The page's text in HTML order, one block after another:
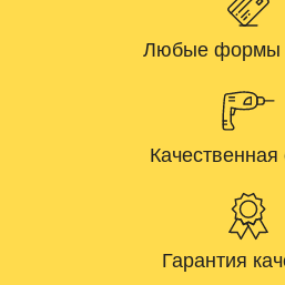
Любые формы
Качественная
Гарантия